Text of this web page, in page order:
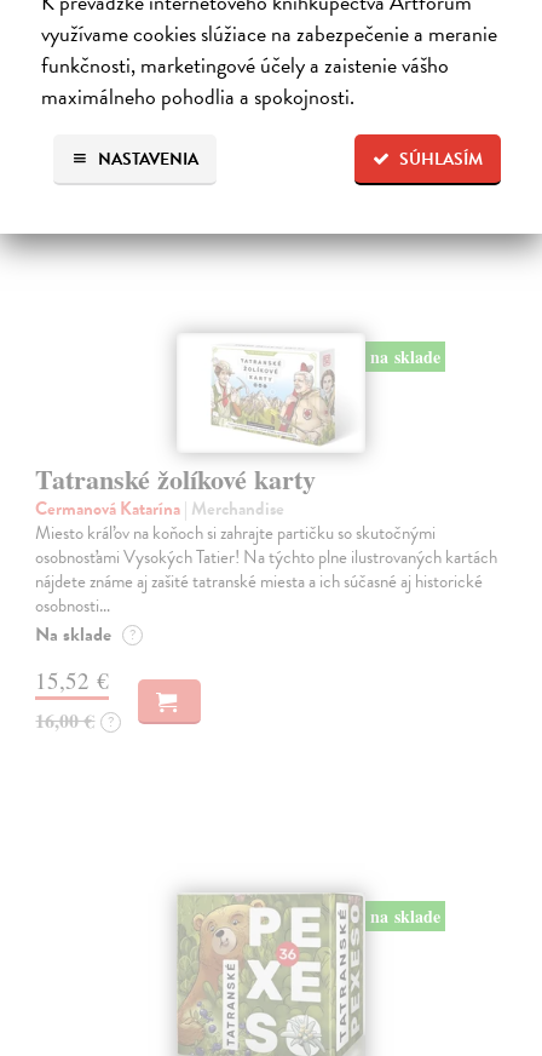
využívame cookies slúžiace na zabezpečenie a meranie
funkčnosti, marketingové účely a zaistenie vášho
maximálneho pohodlia a spokojnosti.
SÚHLASÍM
NASTAVENIA
Na sklade ?
25,00 €
na sklade
Tatranské žolíkové karty
Cermanová Katarína| Merchandise
Miesto kráľov na koňoch si zahrajte partičku so skutočnými
osobnosťami Vysokých Tatier! Na týchto plne ilustrovaných kartách
nájdete známe aj zašité tatranské miesta a ich súčasné aj historické
osobnosti…
Na sklade ?
15,52 €
16,00 € ?
na sklade